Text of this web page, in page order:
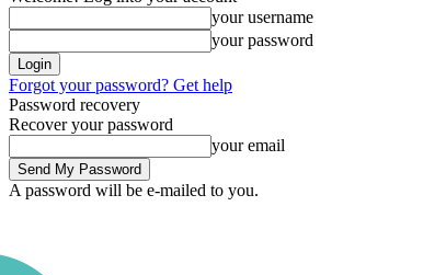
your username
your password
Forgot your password? Get help
Password recovery
Recover your password
your email
A password will be e-mailed to you.